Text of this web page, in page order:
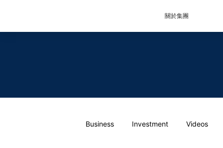
關於集團
Business Investment Videos